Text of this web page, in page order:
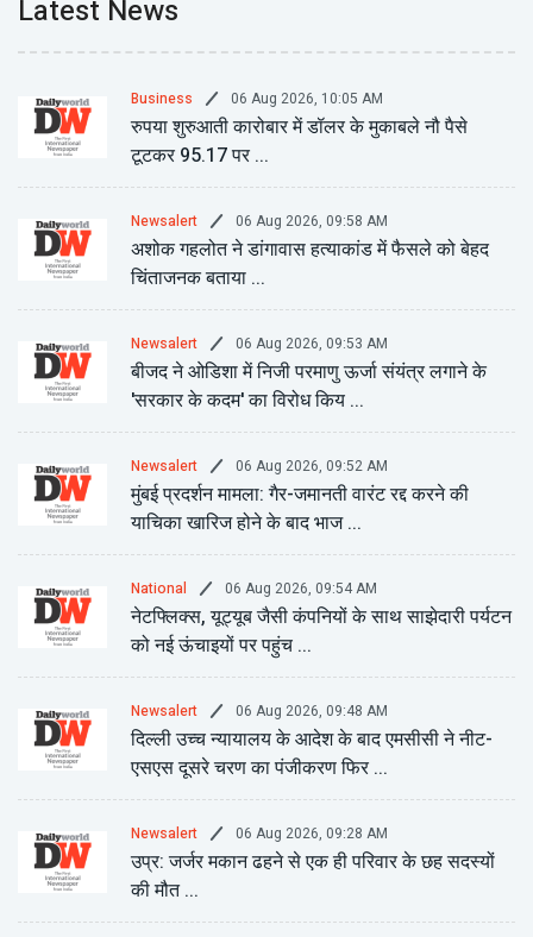
Latest News
Business 06 Aug 2026, 10:05 AM
रुपया शुरुआती कारोबार में डॉलर के मुकाबले नौ पैसे
टूटकर 95.17 पर ...
Newsalert 06 Aug 2026, 09:58 AM
अशोक गहलोत ने डांगावास हत्याकांड में फैसले को बेहद
चिंताजनक बताया ...
Newsalert 06 Aug 2026, 09:53 AM
बीजद ने ओडिशा में निजी परमाणु ऊर्जा संयंत्र लगाने के
'सरकार के कदम' का विरोध किय ...
Newsalert 06 Aug 2026, 09:52 AM
मुंबई प्रदर्शन मामला: गैर-जमानती वारंट रद्द करने की
याचिका खारिज होने के बाद भाज ...
National 06 Aug 2026, 09:54 AM
नेटफ्लिक्स, यूट्यूब जैसी कंपनियों के साथ साझेदारी पर्यटन
को नई ऊंचाइयों पर पहुंच ...
Newsalert 06 Aug 2026, 09:48 AM
दिल्ली उच्च न्यायालय के आदेश के बाद एमसीसी ने नीट-
एसएस दूसरे चरण का पंजीकरण फिर ...
Newsalert 06 Aug 2026, 09:28 AM
उप्र: जर्जर मकान ढहने से एक ही परिवार के छह सदस्यों
की मौत ...